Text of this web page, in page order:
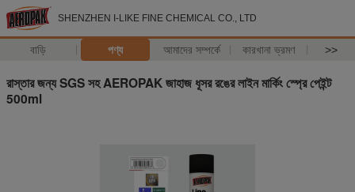
SHENZHEN I-LIKE FINE CHEMICAL CO., LTD
বাড়ি পণ্য আমাদের সম্পর্কে কারখানা ভ্রমণ >>
রাস্তার জন্য SGS সহ AEROPAK জাহাজ ধূসর রঙের লাইন মার্কিং স্প্রে পেইন্ট
500ml